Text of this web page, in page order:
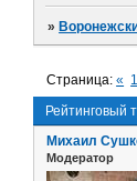
»
Рейтинговый
Страница:« 1
Михаил
Модератор